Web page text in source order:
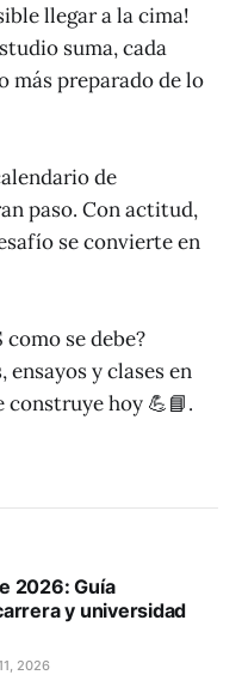
llegar a la cima!
suma, cada
más preparado de lo
de
paso. Con actitud,
se convierte en
se debe?
y clases en
construye hoy 💪📘.
2026: Guía
y universidad
2026